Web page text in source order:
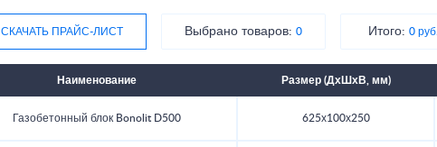
СКАЧАТЬ ПРАЙС-ЛИСТ Выбрано товаров: 0 Итого:0 руб.
Наименование Размер (ДхШхВ, мм)
Газобетонный блок Bonolit D500 625х100х250